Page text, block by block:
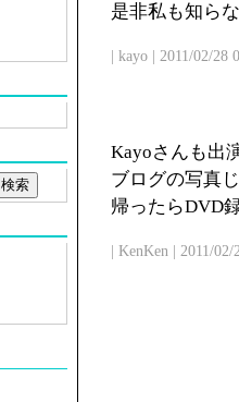
是非私も知ら
| kayo | 2011/02/28
Kayoさんも出
ブログの写真
帰ったらDVD
| KenKen | 2011/